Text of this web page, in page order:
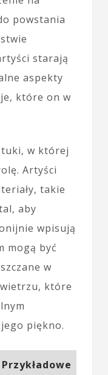
powstania
starają
aspekty
które on w
w której
Artyści
takie
aby
wpisują
mogą być
w
które
piękno.
Przykładowe